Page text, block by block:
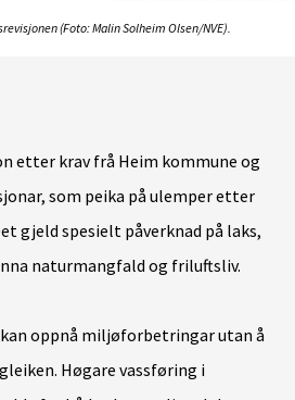
(Foto: Malin Solheim Olsen/NVE).
etter krav frå Heim kommune og
som peika på ulemper etter
gjeld spesielt påverknad på laks,
naturmangfald og friluftsliv.
kan oppnå miljøforbetringar utan å
Høgare vassføring i